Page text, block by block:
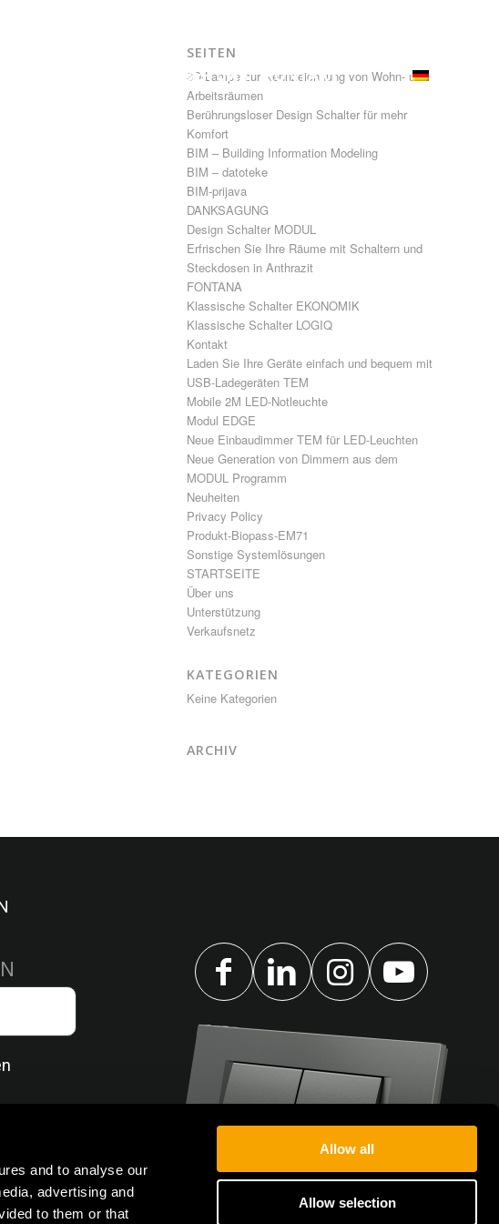
and to analyse our
advertising and
to them or that
Allow all
Allow selection
ÜBER UNS KONTAKT
SEITEN
3D-Lampe zur Kennzeichnung von Wohn- und
Arbeitsräumen
Berührungsloser Design Schalter für mehr
Komfort
BIM – Building Information Modeling
BIM – datoteke
BIM-prijava
DANKSAGUNG
Design Schalter MODUL
Erfrischen Sie Ihre Räume mit Schaltern und
Steckdosen in Anthrazit
FONTANA
Klassische Schalter EKONOMIK
Klassische Schalter LOGIQ
Kontakt
Laden Sie Ihre Geräte einfach und bequem mit
USB-Ladegeräten TEM
Mobile 2M LED-Notleuchte
Modul EDGE
Neue Einbaudimmer TEM für LED-Leuchten
Neue Generation von Dimmern aus dem
MODUL Programm
Neuheiten
Privacy Policy
Produkt-Biopass-EM71
Sonstige Systemlösungen
STARTSEITE
Über uns
Unterstützung
Verkaufsnetz
KATEGORIEN
Keine Kategorien
ARCHIV